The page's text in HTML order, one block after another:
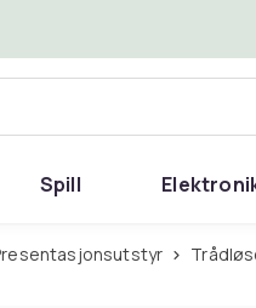
Spill
Presentasjonsutstyr